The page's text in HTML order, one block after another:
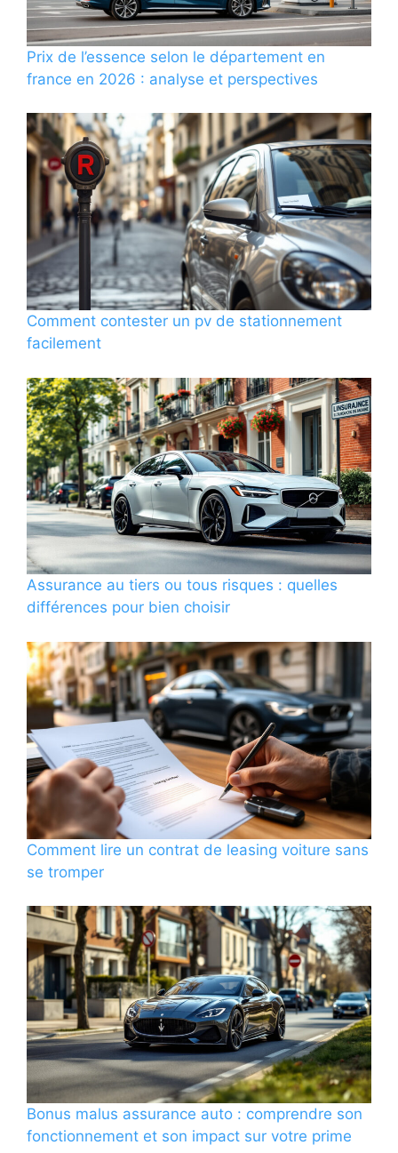
Prix de l’essence selon le département en
france en 2026 : analyse et perspectives
Comment contester un pv de stationnement
facilement
Assurance au tiers ou tous risques : quelles
différences pour bien choisir
Comment lire un contrat de leasing voiture sans
se tromper
Bonus malus assurance auto : comprendre son
fonctionnement et son impact sur votre prime